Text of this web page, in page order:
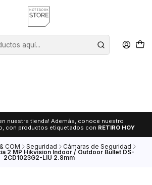
nuestra tienda! Además, conoce nuestro
con productos etiquetados con RETIRO HOY
COM Seguridad Cámaras de Seguridad
2 MP Hikvision Indoor / Outdoor Bullet DS-
2CD1023G2-LIU 2.8mm